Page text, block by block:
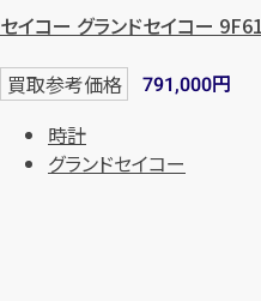
最短1 分！今す
まずは
セイコー グランドセイコー
買取参考価格 791,000円
時計
グランドセイコー